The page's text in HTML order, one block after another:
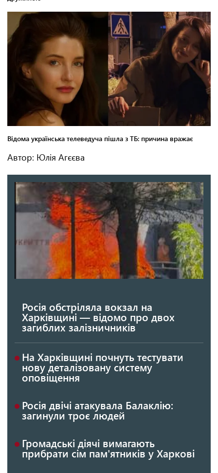
Автор: Юлія Агєєва
Росія обстріляла вокзал на
Харківщині — відомо про двох
загиблих залізничників
На Харківщині почнуть тестувати
нову деталізовану систему
оповіщення
Росія двічі атакувала Балаклію:
загинули троє людей
Громадські діячі вимагають
прибрати сім пам'ятників у Харкові